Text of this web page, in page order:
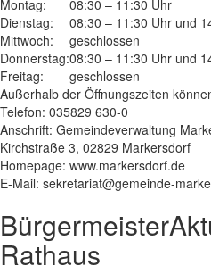
Montag:
08:30 – 11:30 Uhr
Dienstag:
08:30 – 11:30 Uhr und
Mittwoch:
geschlossen
Donnerstag:08:30 – 11:30 Uhr und
Freitag:
geschlossen
Außerhalb der Öffnungszeiten
Telefon: 035829 630-0
Anschrift: Gemeindeverwaltung
Kirchstraße 3, 02829 Markersdorf
Homepage: www.markersdorf.de
E-Mail: sekretariat@gemeinde-
Bürgermeister
Rathaus